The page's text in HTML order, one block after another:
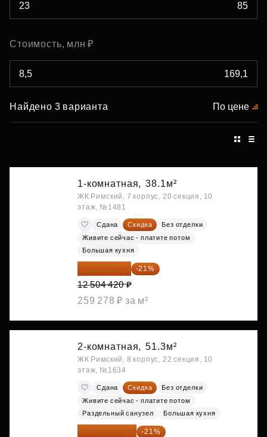
Стоимость, млн ₽
Найдено 3 варианта По цене
1-комнатная, 38.1м²
ЖК Римский, 7 корпус, 20 секция, 10
этаж, №1481
Сдана Скидка
Без отделки
Живите сейчас - платите потом
Большая кухня
-21%
12 504 420 ₽
259 278 ₽ за м²
2-комнатная, 51.3м²
ЖК Римский, 8 корпус, 22 секция, 10
этаж, №1634
Сдана Скидка
Без отделки
Живите сейчас - платите потом
Раздельный санузел
Большая кухня
11 388 087 ₽ -21%